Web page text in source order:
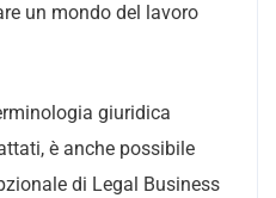
un mondo del lavoro
giuridica
è anche possibile
di Legal Business